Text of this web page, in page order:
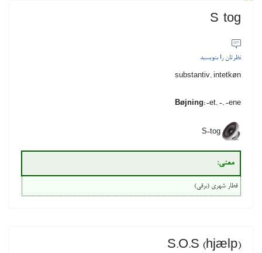
S-tog
نظرتان را بنویسید
substantiv, intetkøn
Bøjning:-et, -, -ene
S-tog
معنی‌:
قطار شهری (برقی)
S.O.S (hjælp)